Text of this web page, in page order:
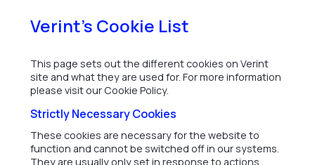
Verint's Cookie List
This page sets out the different cookies on Verint
site and what they are used for. For more information
please visit our Cookie Policy.
Strictly Necessary Cookies
These cookies are necessary for the website to
function and cannot be switched off in our systems.
They are usually only set in response to actions